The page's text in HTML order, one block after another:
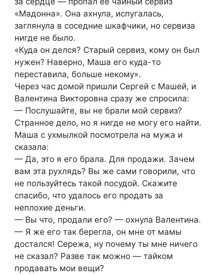
«Мадонна». Она ахнула, испугалась,
заглянула в соседние шкафчики, но сервиза
нигде не было.
«Куда он делся? Старый сервиз, кому он был
нужен? Наверно, Маша его куда-то
переставила, больше некому».
Через час домой пришли Сергей с Машей, и
Валентина Викторовна сразу же спросила:
— Послушайте, вы не брали мой сервиз?
Странное дело, но я нигде не могу его найти.
Маша с ухмылкой посмотрела на мужа и
сказала:
— Да, это я его брала. Для продажи. Зачем
вам эта рухлядь? Вы же сами говорили, что
не пользуйтесь такой посудой. Скажите
спасибо, что удалось его продать за
неплохие деньги.
— Вы что, продали его? — охнула Валентина.
— Я же его так берегла, он мне от мамы
достался! Сережа, ну почему ты мне ничего
не сказал? Разве так можно — тайком
продавать мои вещи?